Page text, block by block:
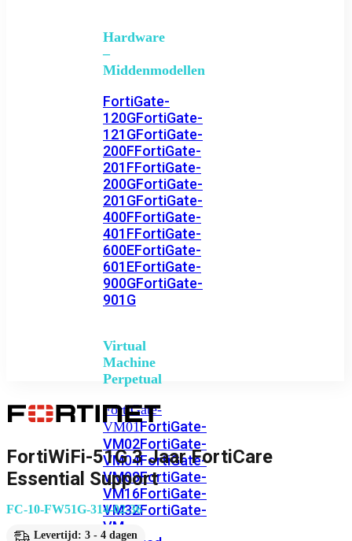
Hardware
–
Middenmodellen
FortiGate-
120GFortiGate-
121GFortiGate-
200FFortiGate-
201FFortiGate-
200GFortiGate-
201GFortiGate-
400FFortiGate-
401FFortiGate-
600EFortiGate-
601EFortiGate-
900GFortiGate-
901G
Virtual
Machine
Perpetual
FortiGate-
VM01FortiGate-
VM02FortiGate-
VM04FortiGate-
VM08FortiGate-
VM16FortiGate-
VM32FortiGate-
VM
FortiWiFi-51G 3 Jaar FortiCare
Essential Support
FC-10-FW51G-314-02-36
Levertijd: 3 - 4 dagen